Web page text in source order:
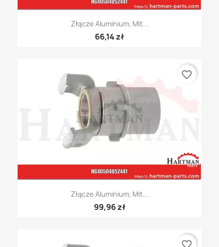
Złącze Aluminium, Mit...
66,14 zł
Złącze Aluminium, Mit...
99,96 zł
favorite_border
favorite_border